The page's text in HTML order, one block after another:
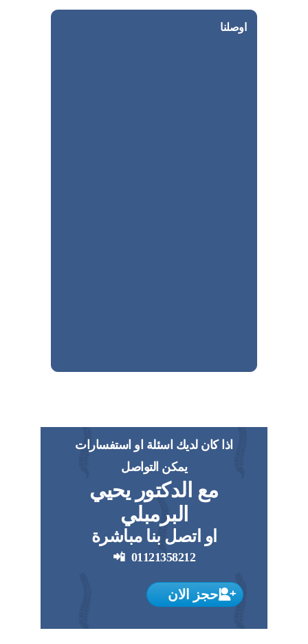
اوصلنا
اذا كان لديك اسئلة او استفسارات
يمكن التواصل
مع الدكتور يحيي
البرمبلي
او اتصل بنا مباشرة
01121358212
📲
احجز الان